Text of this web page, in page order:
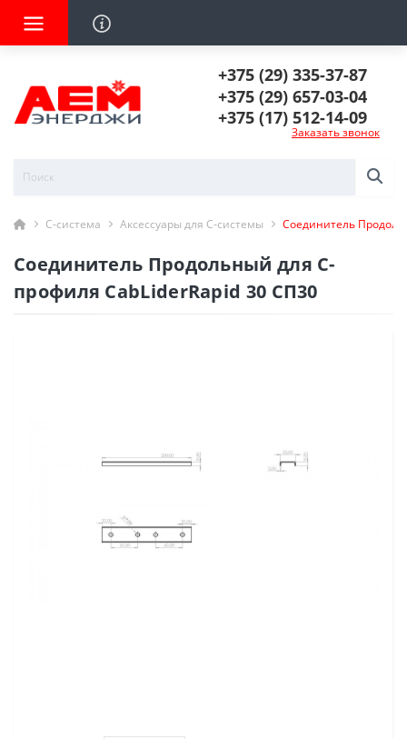
+375 (29) 335-37-87
+375 (29) 657-03-04
+375 (17) 512-14-09
Заказать звонок
С-система Аксессуары для С-системы Соединитель
Соединитель Продольный для С-
профиля CabLiderRapid 30 СП30